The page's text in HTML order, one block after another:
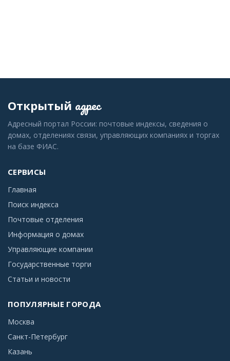
Открытый адрес
Адресный портал России: почтовые индексы, сведения о
домах, отделениях связи, управляющих компаниях и торгах
на базе ФИАС.
СЕРВИСЫ
Главная
Поиск индекса
Почтовые отделения
Информация о домах
Управляющие компании
Государственные торги
Статьи и новости
ПОПУЛЯРНЫЕ ГОРОДА
Москва
Санкт-Петербург
Казань